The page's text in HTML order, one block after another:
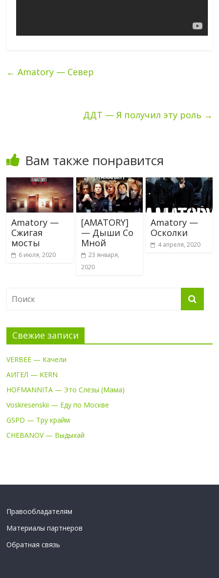
← Amatory — Север
ДДТ — Я получил эту роль →
Вам также понравится
Amatory —
Сжигая
мосты
6 июля, 2020
[AMATORY]
— Дыши Со
Мной
23 января,
2020
Amatory —
Осколки
4 апреля, 2020
Свежие записи
VERBEE — Качели
АИГЕЛ — KERN
HOFMANNITA — Это Слёзы (Мама)
Voskresenskii — Еду по Москве
GSPD — Тру крайм
CHEBANOV — Выдыхай
Правообладателям
Материалы партнеров
Обратная связь